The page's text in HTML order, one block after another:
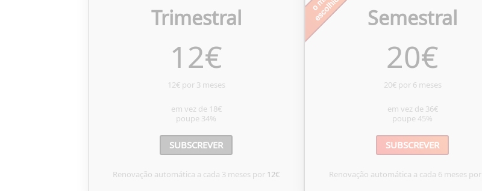
Trimestral
12€
12€ por 3 meses
em vez de 18€
poupe 34%
SUBSCREVER
Renovação automática a cada 3 meses por 12€
Semestral
20€
20€ por 6 meses
em vez de 36€
poupe45%
SUBSCREVER
Renovação automática a cada 6 meses por